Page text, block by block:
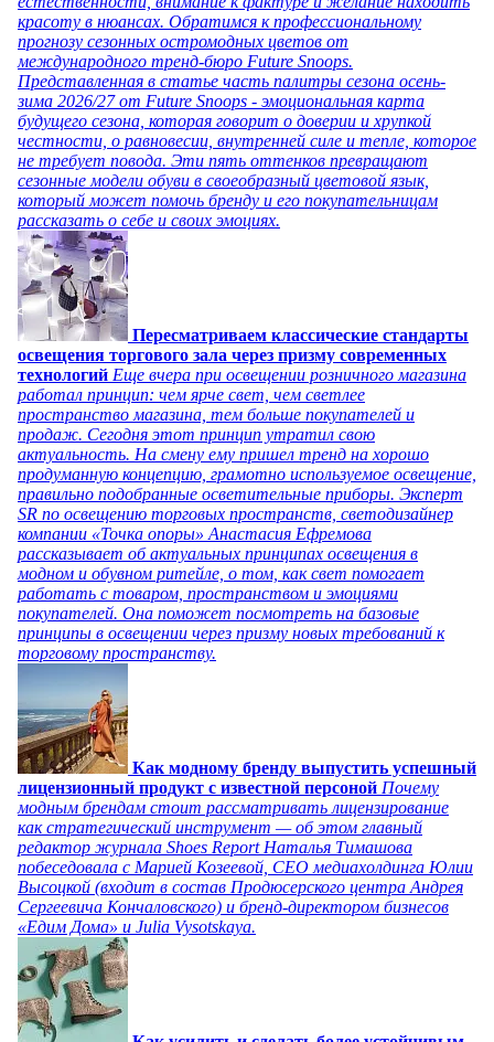
красоту в нюансах. Обратимся к профессиональному
прогнозу сезонных остромодных цветов от
международного тренд-бюро Future Snoops.
Представленная в статье часть палитры сезона осень-
зима 2026/27 от Future Snoops - эмоциональная карта
будущего сезона, которая говорит о доверии и хрупкой
честности, о равновесии, внутренней силе и тепле, которое
не требует повода. Эти пять оттенков превращают
сезонные модели обуви в своеобразный цветовой язык,
который может помочь бренду и его покупательницам
рассказать о себе и своих эмоциях.
Пересматриваем классические стандарты
освещения торгового зала через призму современных
технологий Еще вчера при освещении розничного магазина
работал принцип: чем ярче свет, чем светлее
пространство магазина, тем больше покупателей и
продаж. Сегодня этот принцип утратил свою
актуальность. На смену ему пришел тренд на хорошо
продуманную концепцию, грамотно используемое освещение,
правильно подобранные осветительные приборы. Эксперт
SR по освещению торговых пространств, светодизайнер
компании «Точка опоры» Анастасия Ефремова
рассказывает об актуальных принципах освещения в
модном и обувном ритейле, о том, как свет помогает
работать с товаром, пространством и эмоциями
покупателей. Она поможет посмотреть на базовые
принципы в освещении через призму новых требований к
торговому пространству.
Как модному бренду выпустить успешный
лицензионный продукт с известной персоной Почему
модным брендам стоит рассматривать лицензирование
как стратегический инструмент — об этом главный
редактор журнала Shoes Report Наталья Тимашова
побеседовала с Марией Козеевой, СЕО медиахолдинга Юлии
Высоцкой (входит в состав Продюсерского центра Андрея
Сергеевича Кончаловского) и бренд-директором бизнесов
«Едим Дома» и Julia Vysotskaya.